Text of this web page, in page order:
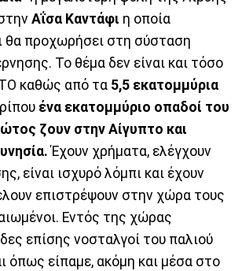
Αΐσα Καντάφι η οποία
θα προχωρήσει στη σύσταση
Το θέμα δεν είναι και τόσο
καθώς από τα 5,5 εκατομμύρια
ένα εκατομμύριο οπαδοί του
ζουν στην Αίγυπτο και
Έχουν χρήματα, ελέγχουν
είναι ισχυρό λόμπι και έχουν
επιστρέψουν στην χώρα τους
Εντός της χώρας
επίσης νοσταλγοί του παλιού
όπως είπαμε, ακόμη και μέσα στο